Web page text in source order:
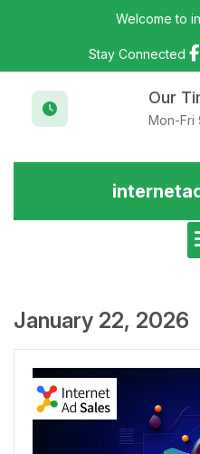
Welcome to
Stay Connected
Our
Mon-Fri
January 22, 2026